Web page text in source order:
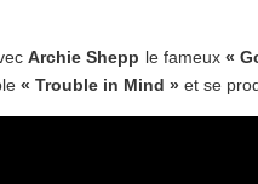
Archie Shepp le fameux«
« Trouble in Mind » et se